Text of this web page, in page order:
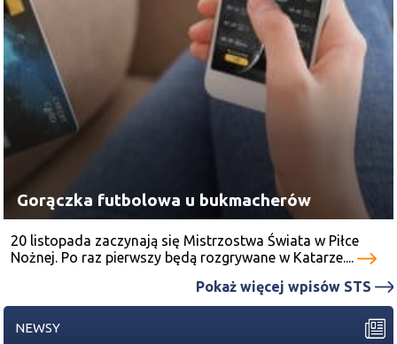
Gorączka futbolowa u bukmacherów
20 listopada zaczynają się Mistrzostwa Świata w Piłce
Nożnej. Po raz pierwszy będą rozgrywane w Katarze....
Pokaż więcej wpisów STS
NEWSY